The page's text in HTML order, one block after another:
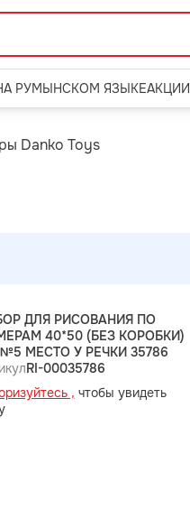
РУМЫНСКОМ ЯЗЫКЕАКЦИИ
Danko Toys
ДЛЯ РИСОВАНИЯ ПО
40*50 (БЕЗ КОРОБКИ)
МЕСТО У РЕЧКИ 35786
RI-00035786
, чтобы увидеть